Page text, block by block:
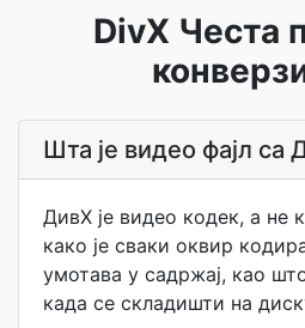
DivX Честа
Шта је видео фајл са
ДивX је видео кодек, а не
како је сваки оквир
умотава у садржај, као
када се складишти на